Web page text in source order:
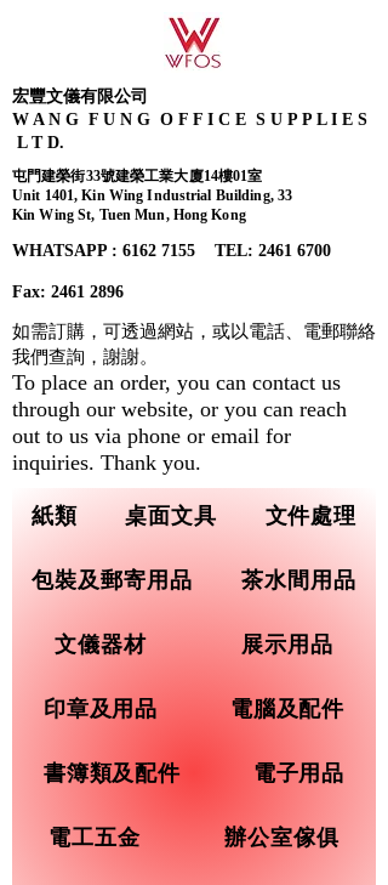
宏豐文儀有限公司
W A N G F U N G O F F I C E S U P P L I E S
L T D.
屯門建榮街33號建榮工業大廈14樓01室
Unit 1401, Kin Wing Industrial Building, 33
Kin Wing St, Tuen Mun, Hong Kong
WHATSAPP : 6162 7155​ TEL: 2461 6700
Fax: 2461 2896
紙類 桌面文具 文件處理
包裝及郵寄用品 茶水間用品
文儀器材 展示用品
印章及用品 電腦及配件
書簿類及配件 電子用品
電工五金 辦公室傢俱
如需訂購，可透過網站，或以電話、電郵聯絡
我們查詢， 謝謝。
To place an order, you can contact us
through our website, or you can reach
out to us via phone or email for
inquiries. Thank you.